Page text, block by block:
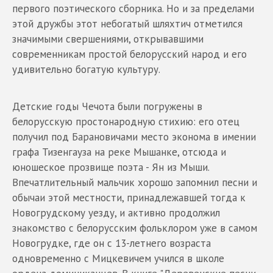
первого поэтического сборника. Но и за пределами
этой дружбы этот небогатый шляхтич отметился
значимыми свершениями, открывавшими
современникам простой белорусский народ и его
удивительно богатую культуру.
Детские годы Чечота были погружены в
белорусскую простонародную стихию: его отец
получил под Барановичами место эконома в имении
графа Тизенгауза на реке Мышанке, отсюда и
юношеское прозвище поэта - Ян из Мыши.
Впечатлительный мальчик хорошо запомнил песни и
обычаи этой местности, принадлежавшей тогда к
Новогрудскому уезду, и активно продолжил
знакомство с белорусским фольклором уже в самом
Новогрудке, где он с 13-летнего возраста
одновременно с Мицкевичем учился в школе